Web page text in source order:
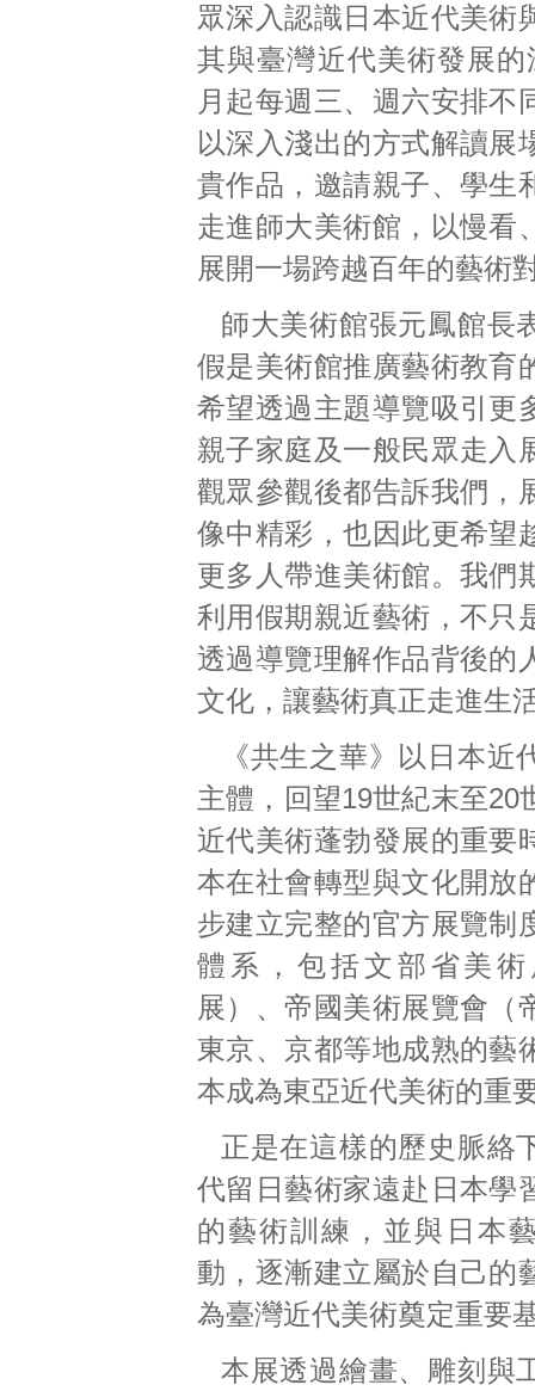
眾深入認識日本近代美術
其與臺灣近代美術發展
月起每週三、週六安排不
以深入淺出的方式解讀展
貴作品，邀請親子、學生
走進師大美術館，以慢看
展開一場跨越百年的藝術
師大美術館張元鳳館長
假是美術館推廣藝術教育
希望透過主題導覽吸引更
親子家庭及一般民眾走入
觀眾參觀後都告訴我們，
像中精彩，也因此更希望
更多人帶進美術館。我們
利用假期親近藝術，不只
透過導覽理解作品背後的
文化，讓藝術真正走進生
《共生之華》以日本近
主體，回望19世紀末至20
近代美術蓬勃發展的重要
本在社會轉型與文化開放
步建立完整的官方展覽制
體系，包括文部省美
展）、帝國美術展覽會（
東京、京都等地成熟的藝
本成為東亞近代美術的重
正是在這樣的歷史脈絡
代留日藝術家遠赴日本學
的藝術訓練，並與日本
動，逐漸建立屬於自己的
為臺灣近代美術奠定重要
本展透過繪畫、雕刻與